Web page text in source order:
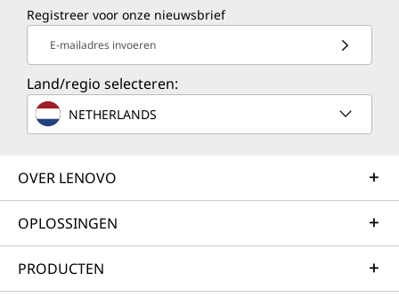
Registreer voor onze nieuwsbrief
E-mailadres invoeren
Land/regio selecteren:
NETHERLANDS
OVER LENOVO
OPLOSSINGEN
PRODUCTEN